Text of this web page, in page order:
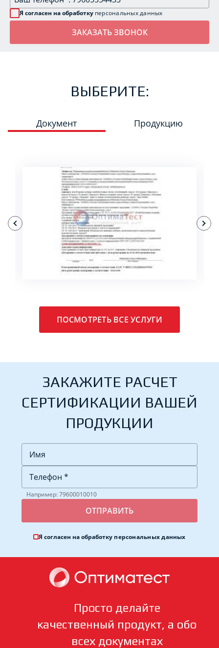
Я согласен на обработку персональных данных
ВЫБЕРИТЕ:
Документ Продукцию
ПОДРОБНЕЕ
ПОСМОТРЕТЬ ВСЕ УСЛУГИ
ЗАКАЖИТЕ РАСЧЕТ
СЕРТИФИКАЦИИ ВАШЕЙ
ПРОДУКЦИИ
Например: 79600010010
Я согласен на обработку персональных данных
Просто делайте
качественный продукт, а обо
всех документах